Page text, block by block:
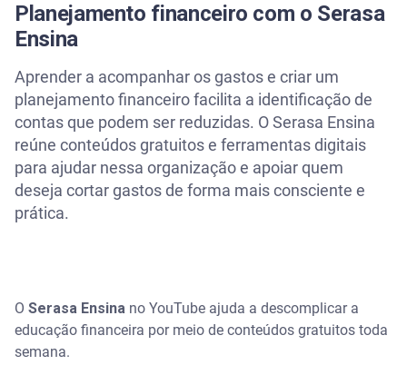
Planejamento financeiro com o Serasa
Ensina
Aprender a acompanhar os gastos e criar um
planejamento financeiro facilita a identificação de
contas que podem ser reduzidas. O Serasa Ensina
reúne conteúdos gratuitos e ferramentas digitais
para ajudar nessa organização e apoiar quem
deseja cortar gastos de forma mais consciente e
prática.
O Serasa Ensina no YouTube ajuda a descomplicar a
educação financeira por meio de conteúdos gratuitos toda
semana.